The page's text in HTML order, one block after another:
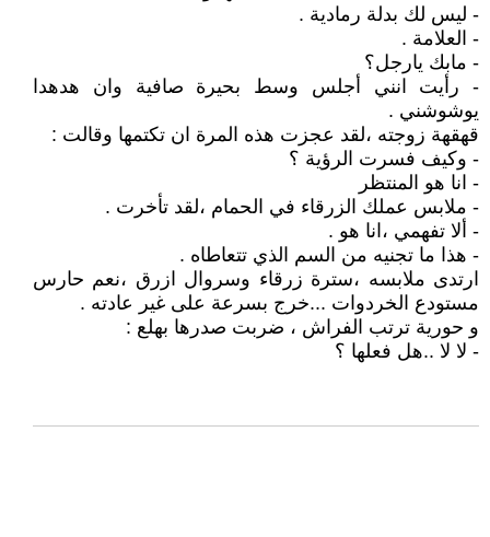
- ليس لك بدلة رمادية .
- العلامة .
- مابك يارجل؟
- رأيت انني أجلس وسط بحيرة صافية وان هدهدا
يوشوشني .
قهقهة زوجته ،لقد عجزت هذه المرة ان تكتمها وقالت :
- وكيف فسرت الرؤية ؟
- انا هو المنتظر
- ملابس عملك الزرقاء في الحمام ،لقد تأخرت .
- ألا تفهمي ،انا هو .
- هذا ما تجنيه من السم الذي تتعاطاه .
ارتدى ملابسه ،سترة زرقاء وسروال ازرق ،نعم حارس
مستودع الخردوات ...خرج بسرعة على غير عادته .
و حورية ترتب الفراش ، ضربت صدرها بهلع :
- لا لا ..هل فعلها ؟